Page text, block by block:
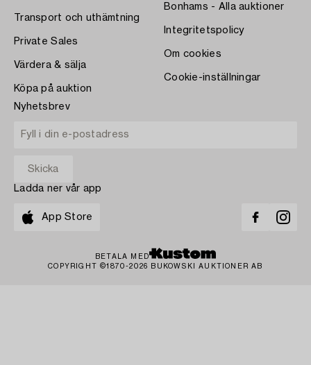
Transport och uthämtning
Private Sales
Värdera & sälja
Köpa på auktion
Bonhams - Alla auktioner
Integritetspolicy
Om cookies
Cookie-inställningar
Nyhetsbrev
Ladda ner vår app
App Store
BETALA MED
COPYRIGHT ©1870-2026 BUKOWSKI AUKTIONER AB